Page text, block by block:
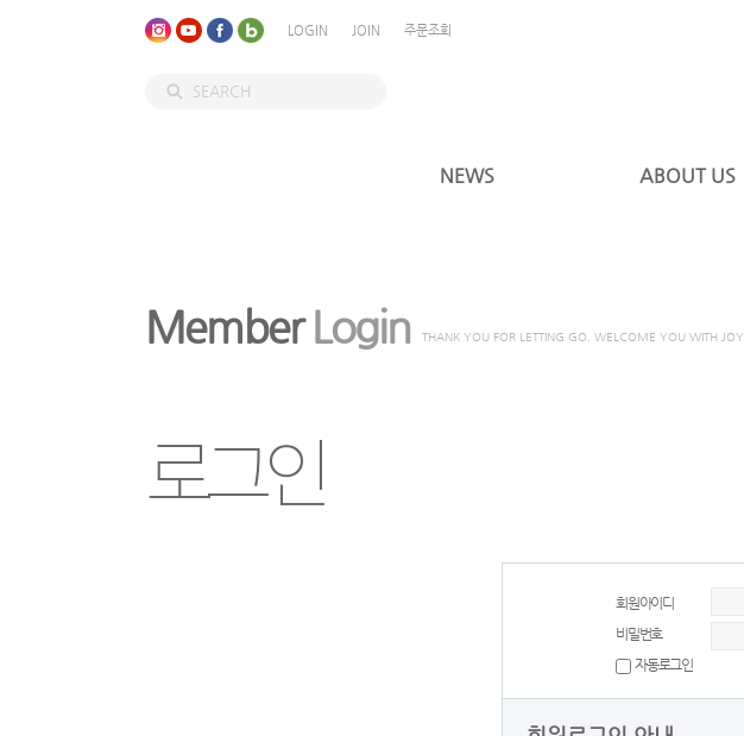
LOGIN JOIN 주문조회
NEWS ABOUT US
MemberLogin THANK YOU FOR LETTING GO. WELCOME YOU WITH JOY.
로그인
회원아이디
비밀번호
자동로그인